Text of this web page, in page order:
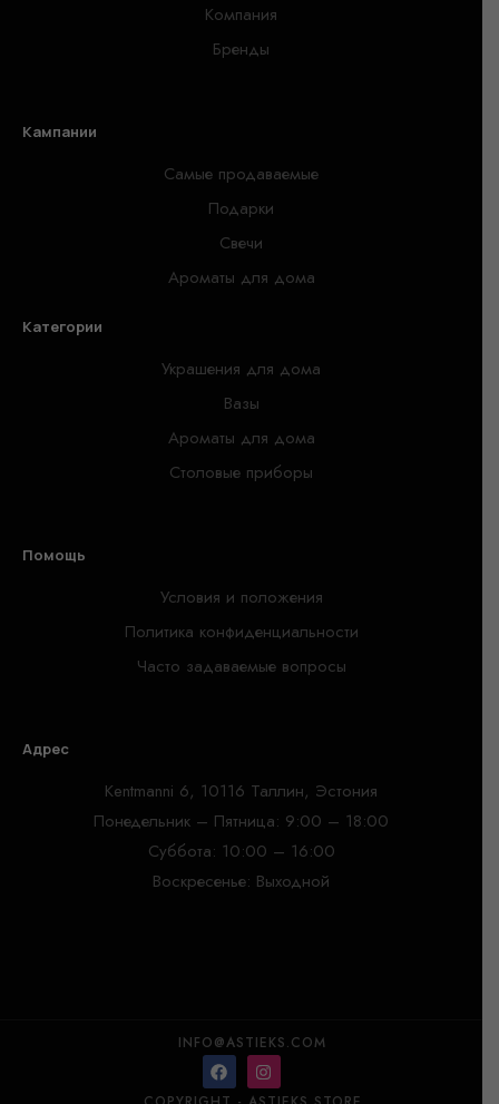
Компания
Бренды
Кампании
Самые продаваемые
Подарки
Свечи
Ароматы для дома
Категории
Украшения для дома
Вазы
Ароматы для дома
Столовые приборы
Помощь
Условия и положения
Политика конфиденциальности
Часто задаваемые вопросы
Адрес
Kentmanni 6, 10116 Таллин, Эстония
Понедельник – Пятница: 9:00 – 18:00
Суббота: 10:00 – 16:00
Воскресенье: Выходной
INFO@ASTIEKS.COM